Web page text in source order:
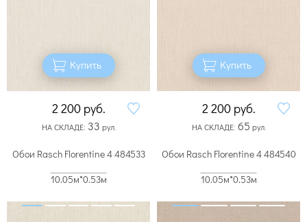
Купить
2 200 руб.
НА СКЛАДЕ: 33 рул.
Купить
2 200 руб.
НА СКЛАДЕ: 65 рул.
Обои Rasch Florentine 4 484533
10.05м*0.53м
Обои Rasch Florentine 4 484540
10.05м*0.53м